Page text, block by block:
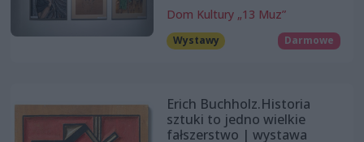
Dom Kultury „13 Muz”
Wystawy Darmowe
Erich Buchholz.Historia
sztuki to jedno wielkie
fałszerstwo | wystawa